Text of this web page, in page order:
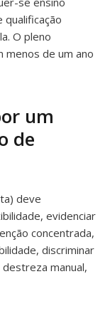
qualificação
O pleno
menos de um ano
um
de
deve
evidenciar
concentrada,
discriminar
manual,